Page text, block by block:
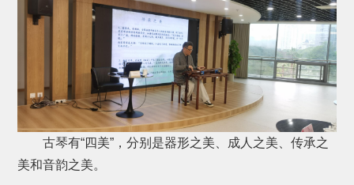
古琴有“四美”，分别是器形之美、成人之美、传承之
美和音韵之美。